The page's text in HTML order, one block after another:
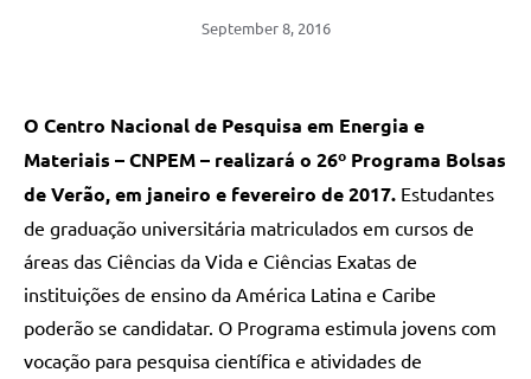
September 8, 2016
O Centro Nacional de Pesquisa em Energia e
Materiais – CNPEM – realizará o 26º Programa Bolsas
de Verão,em janeiro e fevereiro de 2017. Estudantes
de graduação universitária matriculados em cursos de
áreas das Ciências da Vida e Ciências Exatas de
instituições de ensino da América Latina e Caribe
poderão se candidatar. O Programa estimula jovens com
vocação para pesquisa científica e atividades de